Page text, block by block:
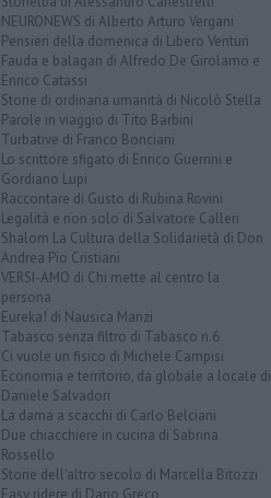
NEURONEWS di Alberto Arturo Vergani
Pensieri della domenica di Libero Venturi
Fauda e balagan di Alfredo De Girolamo e
Enrico Catassi
Storie di ordinaria umanità di Nicolò Stella
Parole in viaggio di Tito Barbini
Turbative di Franco Bonciani
Lo scrittore sfigato di Enrico Guerrini e
Gordiano Lupi
Raccontare di Gusto di Rubina Rovini
Legalità e non solo di Salvatore Calleri
Shalom La Cultura della Solidarietà di Don
Andrea Pio Cristiani
VERSI-AMO di Chi mette al centro la
persona
Eureka! di Nausica Manzi
Tabasco senza filtro di Tabasco n.6
Ci vuole un fisico di Michele Campisi
Economia e territorio, da globale a locale di
Daniele Salvadori
La dama a scacchi di Carlo Belciani
Due chiacchiere in cucina di Sabrina
Rossello
Storie dell'altro secolo di Marcella Bitozzi